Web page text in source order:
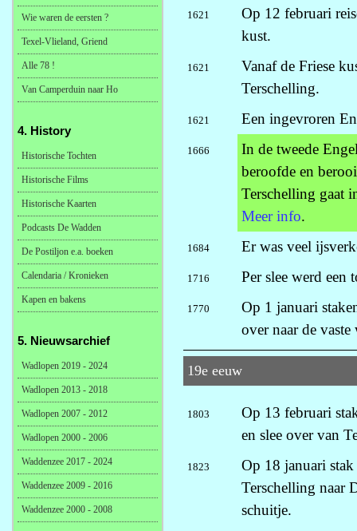
1621
Op 12 februari
kust.
1621
Vanaf de Friese
Terschelling.
1621 Een ingevroren
1666
In de tweede
beroofde en
Terschelling gaat
Meer info.
1684 Er was veel
1716 Per slee werd een
1770
Op 1 januari
over naar de vaste
19e eeuw
1803
Op 13 februari
en slee over van
1823
Op 18 januari
Terschelling naar
schuitje.
Wie waren de eersten ?
Texel-Vlieland, Griend
Alle 78 !
Van Camperduin naar Ho
4. History
Historische Tochten
Historische Films
Historische Kaarten
Podcasts De Wadden
De Postiljon e.a. boeken
Calendaria / Kronieken
Kapen en bakens
5. Nieuwsarchief
Wadlopen 2019 - 2024
Wadlopen 2013 - 2018
Wadlopen 2007 - 2012
Wadlopen 2000 - 2006
Waddenzee 2017 - 2024
Waddenzee 2009 - 2016
Waddenzee 2000 - 2008